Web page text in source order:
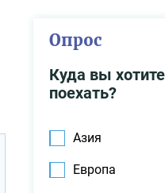
Опрос
Куда вы хотите
поехать?
Азия
Европа